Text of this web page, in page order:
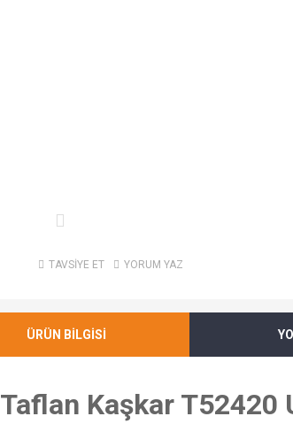
TAVSİYE ET YORUM YAZ
ÜRÜN BİLGİSİ
Taflan Kaşkar T52420